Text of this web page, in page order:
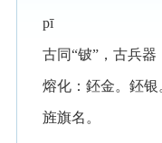
pī
古同“铍”，古兵器
熔化：鉟金。鉟银
旌旗名。